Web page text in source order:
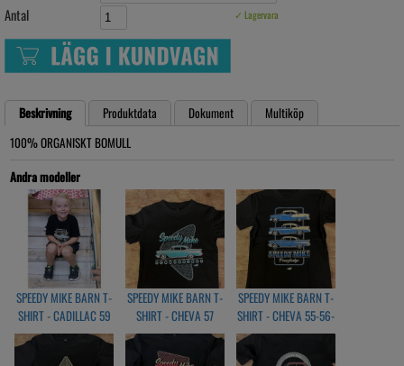
Antal
✓ Lagervara
Beskrivning Produktdata Dokument
Multiköp
100% ORGANISKT BOMULL
Andra modeller
SPEEDY MIKE BARN T-
SHIRT - CADILLAC 59
BLACK
SPEEDY MIKE BARN T-
SHIRT - CHEVA 57
BLACK
SPEEDY MIKE BARN T-
SHIRT - CHEVA 55-56-
57 BLACK